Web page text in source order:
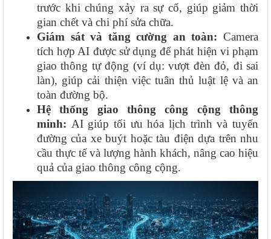
trước khi chúng xảy ra sự cố, giúp giảm thời
gian chết và chi phí sửa chữa.
Giám sát và tăng cường an toàn: Camera
tích hợp AI được sử dụng để phát hiện vi phạm
giao thông tự động (ví dụ: vượt đèn đỏ, đi sai
làn), giúp cải thiện việc tuân thủ luật lệ và an
toàn đường bộ.
Hệ thống giao thông công cộng thông
minh: AI giúp tối ưu hóa lịch trình và tuyến
đường của xe buýt hoặc tàu điện dựa trên nhu
cầu thực tế và lượng hành khách, nâng cao hiệu
quả của giao thông công cộng.